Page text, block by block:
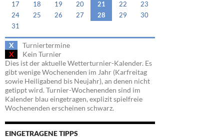
17
18 19 20 21 22
23
24
25 26 27 28 29
30
31
X
Turniertermine
X
Kein Turnier
Dies ist der aktuelle Wetterturnier-Kalender. Es
gibt wenige Wochenenden im Jahr (Karfreitag
sowie Heiligabend bis Neujahr), an denen nicht
getippt wird. Turnier-Wochenenden sind im
Kalender blau eingetragen, explizit spielfreie
Wochenenden erscheinen schwarz.
EINGETRAGENE TIPPS